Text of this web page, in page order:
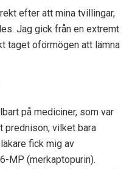
efter att mina tvillingar,
Jag gick från en extremt
taget oförmögen att lämna
på mediciner, som var
prednison, vilket bara
fick mig av
MP (merkaptopurin).